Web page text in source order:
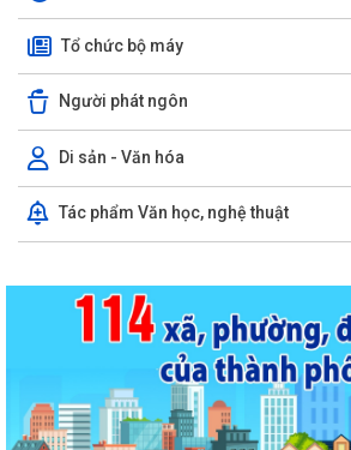
Tổ chức bộ máy
Người phát ngôn
Di sản - Văn hóa
Tác phẩm Văn học, nghệ thuật